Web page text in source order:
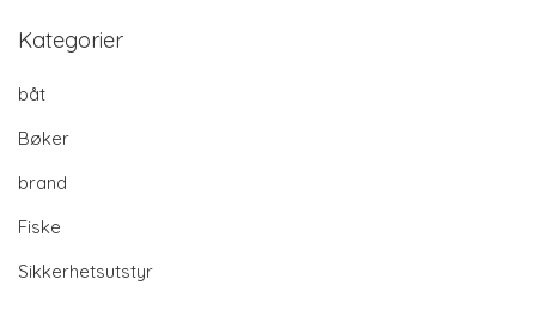
Kategorier
båt
Bøker
brand
Fiske
Sikkerhetsutstyr